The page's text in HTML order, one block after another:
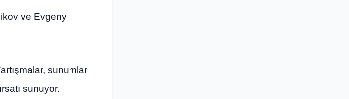
ve Evgeny
sunumlar
sunuyor.